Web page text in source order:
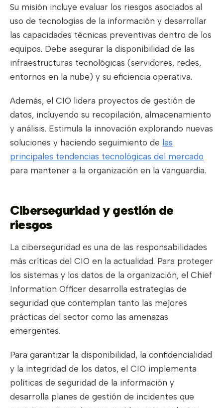
Su misión incluye evaluar los riesgos asociados al
uso de tecnologías de la información y desarrollar
las capacidades técnicas preventivas dentro de los
equipos. Debe asegurar la disponibilidad de las
infraestructuras tecnológicas (servidores, redes,
entornos en la nube) y su eficiencia operativa.
Además, el CIO lidera proyectos de gestión de
datos, incluyendo su recopilación, almacenamiento
y análisis. Estimula la innovación explorando nuevas
soluciones y haciendo seguimiento de las
principales tendencias tecnológicas del mercado
para mantener a la organización en la vanguardia.
Ciberseguridad y gestión de
riesgos
La ciberseguridad es una de las responsabilidades
más críticas del CIO en la actualidad. Para proteger
los sistemas y los datos de la organización, el Chief
Information Officer desarrolla estrategias de
seguridad que contemplan tanto las mejores
prácticas del sector como las amenazas
emergentes.
Para garantizar la disponibilidad, la confidencialidad
y la integridad de los datos, el CIO implementa
políticas de seguridad de la información y
desarrolla planes de gestión de incidentes que